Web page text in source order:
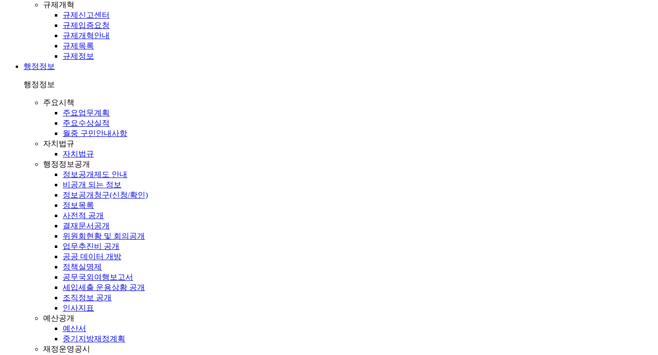
규제개혁
규제신고센터
규제입증요청
규제개혁안내
규제목록
규제정보
행정정보
행정정보
주요시책
주요업무계획
주요수상실적
월중 구민안내사항
자치법규
자치법규
행정정보공개
정보공개제도 안내
비공개 되는 정보
정보공개청구(신청/확인)
정보목록
사전적 공개
결재문서공개
위원회현황 및 회의공개
업무추진비 공개
공공 데이터 개방
정책실명제
공무국외여행보고서
세입세출 운용상황 공개
조직정보 공개
인사지표
예산공개
예산서
중기지방재정계획
재정운영공시